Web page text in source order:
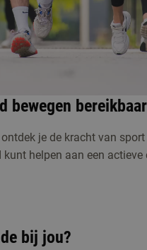
online voorlichting
bewegen
je de kracht van
helpen aan een
bij jou?